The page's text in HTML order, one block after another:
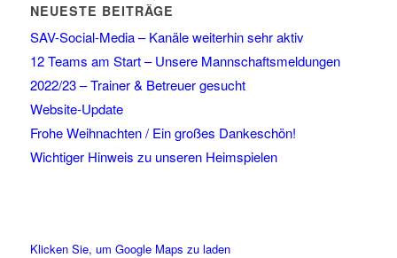
NEUESTE BEITRÄGE
SAV-Social-Media – Kanäle weiterhin sehr aktiv
12 Teams am Start – Unsere Mannschaftsmeldungen
2022/23 – Trainer & Betreuer gesucht
Website-Update
Frohe Weihnachten / Ein großes Dankeschön!
Wichtiger Hinweis zu unseren Heimspielen
Klicken Sie, um Google Maps zu laden